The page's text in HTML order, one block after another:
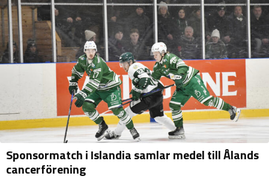
Sponsormatch i Islandia samlar medel till Ålands
cancerförening